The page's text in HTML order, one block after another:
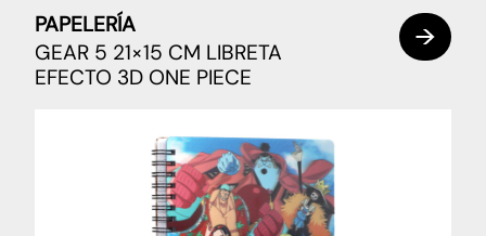
PAPELERÍA
GEAR 5 21×15 CM LIBRETA
EFECTO 3D ONE PIECE